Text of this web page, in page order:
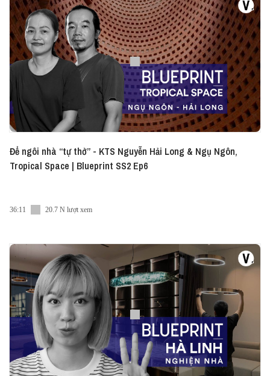
Để ngôi nhà “tự thở” - KTS Nguyễn Hải Long & Ngụ Ngôn,
Tropical Space | Blueprint SS2 Ep6
36:11 20.7 N lượt xem